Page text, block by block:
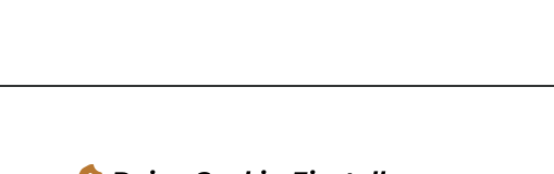
NACHHALTIGKEIT